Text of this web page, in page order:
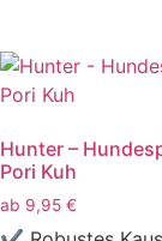
Hunter –
Pori Kuh
ab 9,95 €